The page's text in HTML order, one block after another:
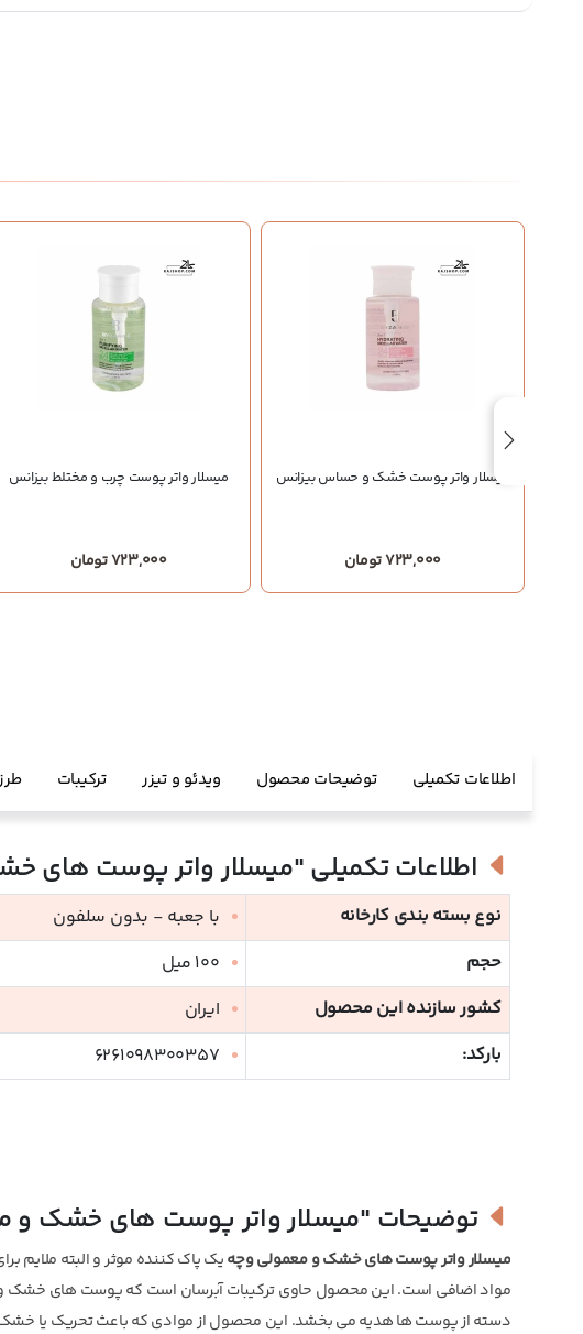
میسلار واتر پوست خشک و حساس بیزانس
723,000 تومان
میسلار واتر پوست چرب و مختلط بیزانس
723,000 تومان
اطلاعات تکمیلی توضیحات محصول ویدئو و تیزر ترکیبات
اطلاعات تکمیلی"میسلار واتر پوست های
نوع بسته بندی کارخانه
با جعبه - بدون سلفون
حجم
100 میل
کشور سازنده این محصول
ایران
بارکد:
6261098300357
توضیحات "میسلار واتر پوست های خشک و
میسلار واتر پوست های خشک و معمولی وچهیک پاک کننده موثر و البته ملایم
مواد اضافی است. این محصول حاوی ترکیبات آبرسان است که پوست های خشک و
دسته از پوست ها هدیه می بخشد. این محصول از موادی که باعث تحریک یا